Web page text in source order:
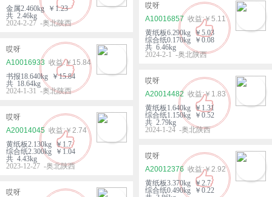
金属2.460kg ￥1.23
共 2.46kg
2024-2-27 -奥北陕西
哎呀
A10016857
￥5.11
黄纸板6.290kg ￥5.03
综合纸0.170kg ￥0.08
共 6.46kg
2024-2-1 -奥北陕西
哎呀
A10016933
￥15.84
书报18.640kg ￥15.84
共 18.64kg
2024-1-31 -奥北陕西
哎呀
A20014482
￥1.83
黄纸板1.640kg ￥1.31
综合纸1.150kg ￥0.52
共 2.79kg
2024-1-24 -奥北陕西
哎呀
A20014045
￥2.74
黄纸板2.130kg ￥1.7
综合纸2.300kg ￥1.04
共 4.43kg
2023-12-27 -奥北陕西
哎呀
A20012376
￥2.92
黄纸板3.370kg ￥2.7
综合纸0.490kg ￥0.22
哎呀